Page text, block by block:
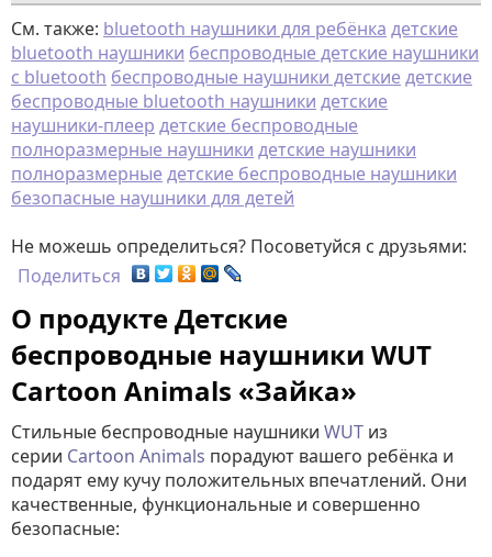
См. также: bluetooth наушники для ребёнка детские
bluetooth наушники беспроводные детские наушники
с bluetooth беспроводные наушники детскиедетские
беспроводные bluetooth наушники детские
наушники-плеер детские беспроводные
полноразмерные наушники детские наушники
полноразмерныедетские беспроводные наушники
безопасные наушники для детей
Не можешь определиться? Посоветуйся с друзьями:
Поделиться
О продукте Детские
беспроводные наушники WUT
Cartoon Animals «Зайка»
Стильные беспроводные наушники WUT из
серии Cartoon Animals порадуют вашего ребёнка и
подарят ему кучу положительных впечатлений. Они
качественные, функциональные и совершенно
безопасные: